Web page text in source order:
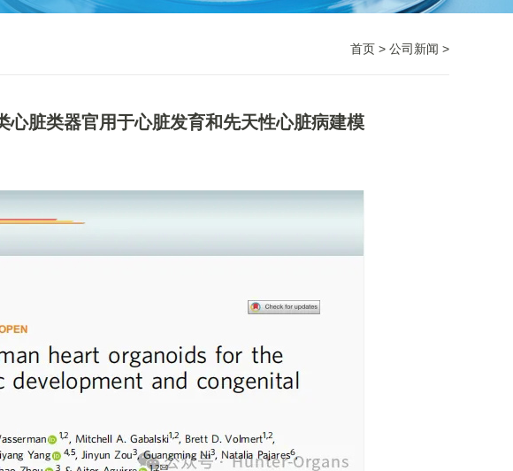
首页 > 公司新闻 >
脏类器官用于心脏发育和先天性心脏病建模